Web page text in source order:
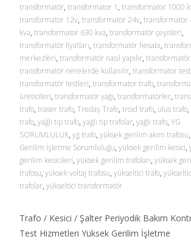
transformatör, transformator 1 , transformator 1000
transformator 12v, transformator 24v, transformator
kva, transformator 630 kva, transformatör çeşitleri,
transformatör fiyatları, transformatör hesabı,
merkezleri, transformatör nasıl yapılır,
transformatör nerelerde kullanılır, transformator test
transformatör testleri, transformator trafo,
üreticileri, transformatör yağı, transformatörler,
trafo, traser trafo, Tredaş Trafo, troid trafo, ulus trafo,
trafo, yağlı tip trafo, yağlı tip trafolar, yağlı trafo, YG
SORUMLULUK, yg trafo, yüksek gerilim akım trafosu,
Gerilim İşletme Sorumluluğu, yüksek gerilim kesici,
gerilim kesicileri, yüksek gerilim trafoları, yüksek
trafosu, yüksek voltaj trafosu, yükseltici trafo,
trafolar, yükseltici transformatör
Trafo / Kesici / Şalter Periyodik Bakım
Test Hizmetleri Yüksek Gerilim İşletme